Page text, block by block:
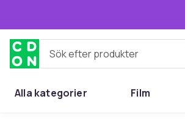
Sök efter produkter
Alla kategorier Film